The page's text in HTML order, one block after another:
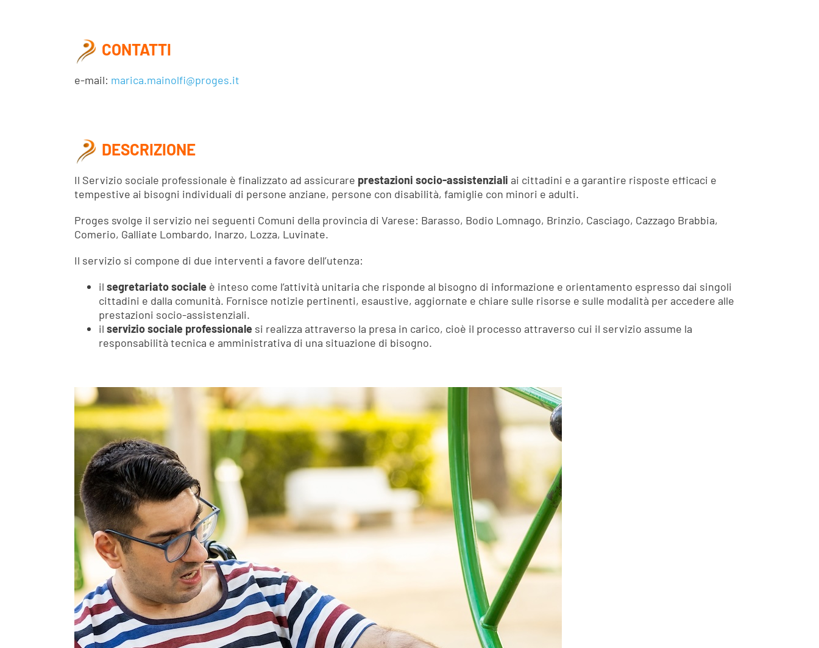
CONTATTI
e-mail: marica.mainolfi@proges.it
DESCRIZIONE
Il Servizio sociale professionale è finalizzato ad assicurare prestazioni socio-assistenziali ai cittadini e a garantire risposte efficaci e
tempestive ai bisogni individuali di persone anziane, persone con disabilità, famiglie con minori e adulti.
Proges svolge il servizio nei seguenti Comuni della provincia di Varese: Barasso, Bodio Lomnago, Brinzio, Casciago, Cazzago Brabbia,
Comerio, Galliate Lombardo, Inarzo, Lozza, Luvinate.
Il servizio si compone di due interventi a favore dell’utenza:
il segretariato socialeè inteso come l’attività unitaria che risponde al bisogno di informazione e orientamento espresso dai singoli
cittadini e dalla comunità. Fornisce notizie pertinenti, esaustive, aggiornate e chiare sulle risorse e sulle modalità per accedere alle
prestazioni socio-assistenziali.
il servizio sociale professionalesi realizza attraverso la presa in carico, cioè il processo attraverso cui il servizio assume la
responsabilità tecnica e amministrativa di una situazione di bisogno.